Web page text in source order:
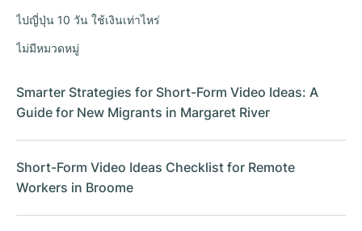
ไปญี่ปุ่น 10 วัน ใช้เงินเท่าไหร่
ไม่มีหมวดหมู่
Smarter Strategies for Short-Form Video Ideas: A
Guide for New Migrants in Margaret River
Short-Form Video Ideas Checklist for Remote
Workers in Broome